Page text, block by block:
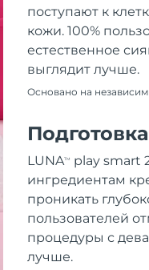
поступают к
кожи. 100%
естественное
выглядит лучше.
Основано на
LUNATM
play smart
ингредиентам
проникать
пользователей
процедуры с
лучше.